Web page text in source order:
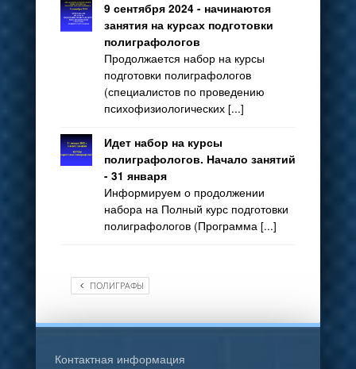
9 сентября 2024 - начинаются
занятия на курсах подготовки
полиграфологов
Продолжается набор на курсы
подготовки полиграфологов
(специалистов по проведению
психофизиологических [...]
Идет набор на курсы
полиграфологов. Начало занятий
- 31 января
Информируем о продолжении
набора на Полный курс подготовки
полиграфологов (Программа [...]
ПОЛИГРАФЫ
Контактная информация